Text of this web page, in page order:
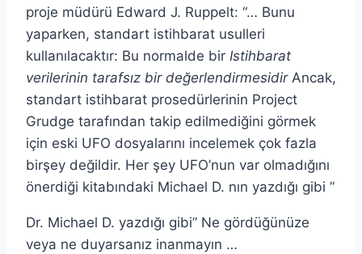
proje müdürü Edward J. Ruppelt: “… Bunu
yaparken, standart istihbarat usulleri
kullanılacaktır: Bu normalde bir Istihbarat
verilerinin tarafsız bir değerlendirmesidir Ancak,
standart istihbarat prosedürlerinin Project
Grudge tarafından takip edilmediğini görmek
için eski UFO dosyalarını incelemek çok fazla
birşey değildir. Her şey UFO’nun var olmadığını
önerdiği kitabındaki Michael D. nın yazdığı gibi ”
Dr. Michael D. yazdığı gibi” Ne gördüğünüze
veya ne duyarsanız inanmayın …